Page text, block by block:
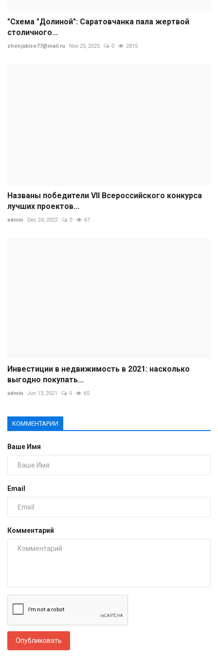
"Схема "Долиной": Саратовчанка пала жертвой
столичного...
zhenjakise77@mail.ru Nov 25, 2025 0 2815
Названы победители VII Всероссийского конкурса
лучших проектов...
admin Dec 24, 2022 0 67
Инвестиции в недвижимость в 2021: насколько
выгодно покупать...
admin Jun 13, 2021 0 65
КОММЕНТАРИИ
Ваше Имя
Email
Комментарий
Опубликовать